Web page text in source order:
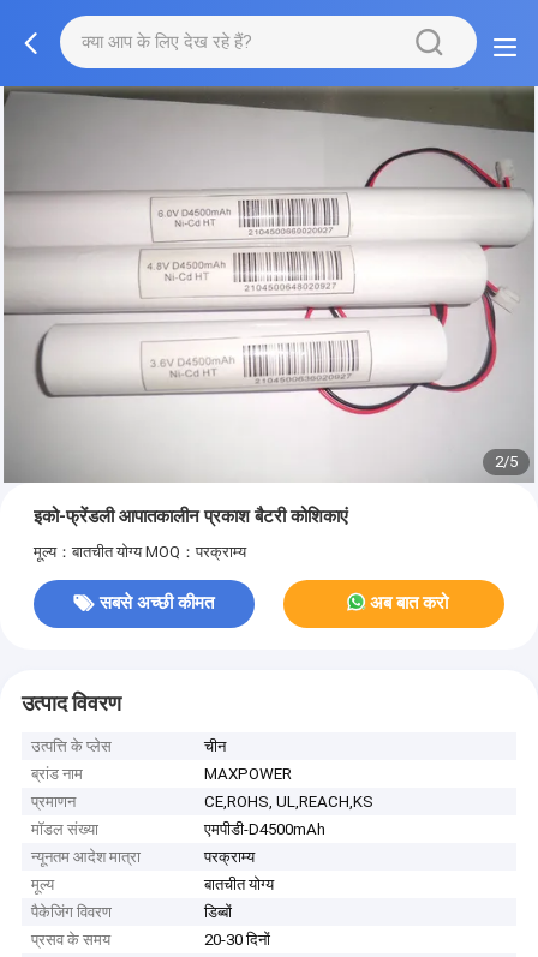
2/5
इको-फ्रेंडली आपातकालीन प्रकाश बैटरी कोशिकाएं
मूल्य：बातचीत योग्य MOQ：परक्राम्य
सबसे अच्छी कीमत अब बात करो
उत्पाद विवरण
उत्पत्ति के प्लेस
चीन
ब्रांड नाम
MAXPOWER
प्रमाणन
CE,ROHS, UL,REACH,KS
मॉडल संख्या
एमपीडी-D4500mAh
न्यूनतम आदेश मात्रा
परक्राम्य
मूल्य
बातचीत योग्य
पैकेजिंग विवरण
डिब्बों
प्रसव के समय
20-30 दिनों